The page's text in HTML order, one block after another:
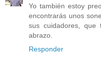
Yo también estoy
encontrarás unos
sus cuidadores, que
abrazo.
Responder